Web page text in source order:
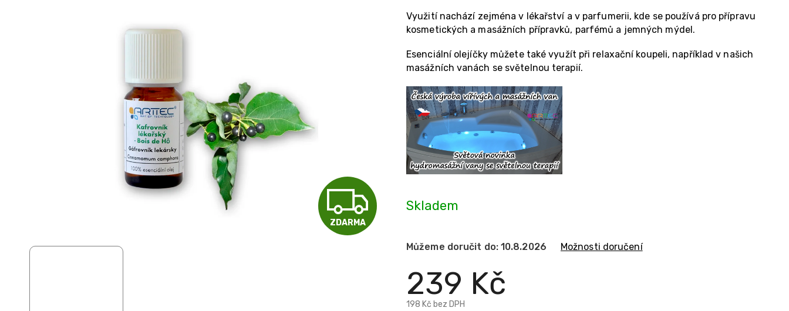
Z
D
ZDARMA
239 Kč
198 Kč bez DPH
Skladem
Můžeme doručit do: 10.8.2026 Možnosti doručení
Využití nachází zejména v lékařství a v parfumerii, kde se používá pro přípravu
kosmetických a masážních přípravků, parfémů a jemných mýdel.
Esenciální olejíčky můžete také využít při relaxační koupeli, například v našich
masážních vanách se světelnou terapií.